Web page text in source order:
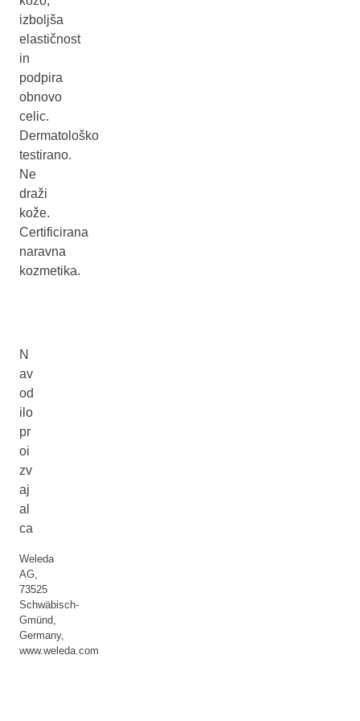
izboljša
elastičnost
in
podpira
obnovo
celic.
Dermatološko
testirano.
Ne
draži
kože.
Certificirana
naravna
kozmetika.
N
av
od
ilo
pr
oi
zv
aj
al
ca
Weleda
AG,
73525
Schwäbisch-
Gmünd,
Germany,
www.weleda.com